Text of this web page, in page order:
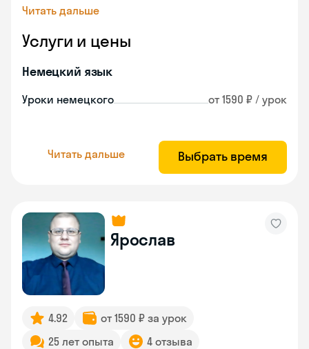
Читать дальше
Услуги и цены
Немецкий язык
Уроки немецкого от 1590 ₽ / урок
Читать дальше Выбрать время
Ярослав
4.92
от 1590 ₽ за урок
25 лет опыта
4 отзыва